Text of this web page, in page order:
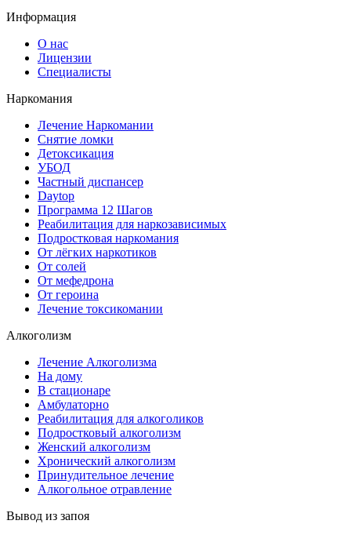
Информация
О нас
Лицензии
Специалисты
Наркомания
Лечение Наркомании
Снятие ломки
Детоксикация
УБОД
Частный диспансер
Daytop
Программа 12 Шагов
Реабилитация для наркозависимых
Подростковая наркомания
От лёгких наркотиков
От солей
От мефедрона
От героина
Лечение токсикомании
Алкоголизм
Лечение Алкоголизма
На дому
В стационаре
Амбулаторно
Реабилитация для алкоголиков
Подростковый алкоголизм
Женский алкоголизм
Хронический алкоголизм
Принудительное лечение
Алкогольное отравление
Вывод из запоя